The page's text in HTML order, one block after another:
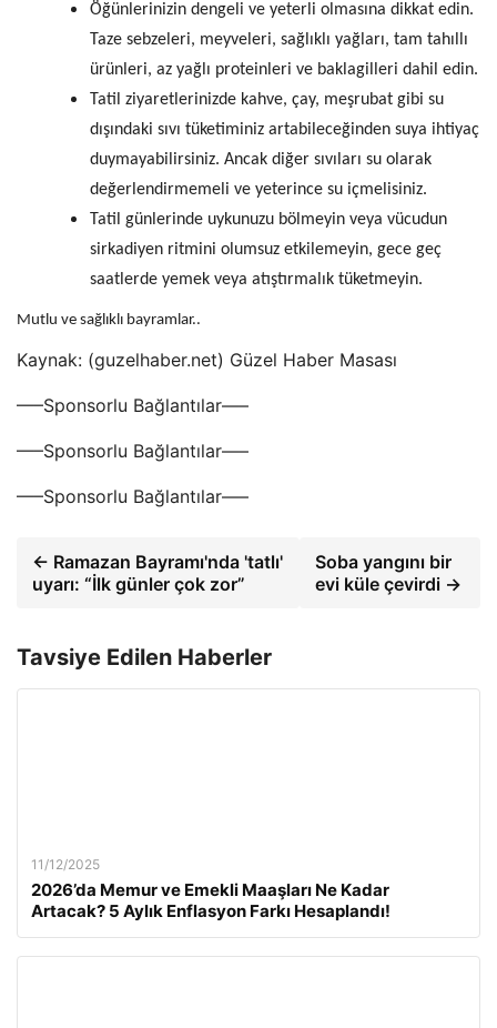
Öğünlerinizin dengeli ve yeterli olmasına dikkat edin.
Taze sebzeleri, meyveleri, sağlıklı yağları, tam tahıllı
ürünleri, az yağlı proteinleri ve baklagilleri dahil edin.
Tatil ziyaretlerinizde kahve, çay, meşrubat gibi su
dışındaki sıvı tüketiminiz artabileceğinden suya ihtiyaç
duymayabilirsiniz. Ancak diğer sıvıları su olarak
değerlendirmemeli ve yeterince su içmelisiniz.
Tatil günlerinde uykunuzu bölmeyin veya vücudun
sirkadiyen ritmini olumsuz etkilemeyin, gece geç
saatlerde yemek veya atıştırmalık tüketmeyin.
Mutlu ve sağlıklı bayramlar..
Kaynak: (guzelhaber.net) Güzel Haber Masası
—–Sponsorlu Bağlantılar—–
—–Sponsorlu Bağlantılar—–
—–Sponsorlu Bağlantılar—–
← Ramazan Bayramı'nda 'tatlı'
uyarı: “İlk günler çok zor”
Soba yangını bir
evi küle çevirdi →
Tavsiye Edilen Haberler
11/12/2025
2026’da Memur ve Emekli Maaşları Ne Kadar
Artacak? 5 Aylık Enflasyon Farkı Hesaplandı!